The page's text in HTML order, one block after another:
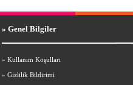
» Genel Bilgiler
» Kullanım Koşulları
» Gizlilik Bildirimi